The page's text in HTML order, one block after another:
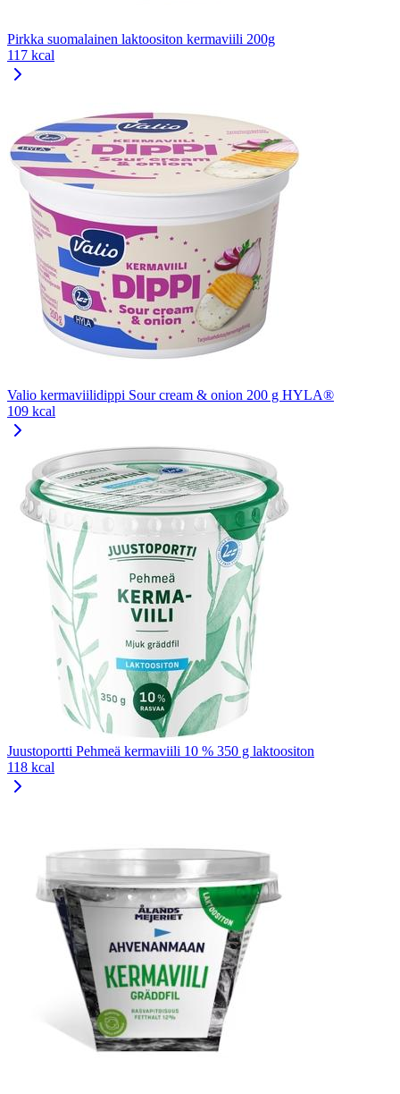
Pirkka suomalainen laktoositon kermaviili 200g
117 kcal
Valio kermaviilidippi Sour cream & onion 200 g HYLA®
109 kcal
Juustoportti Pehmeä kermaviili 10 % 350 g laktoositon
118 kcal